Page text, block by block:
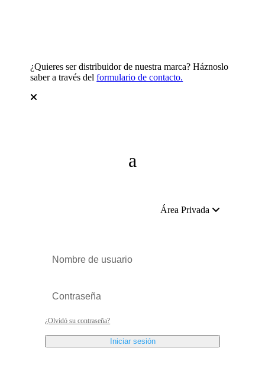
¿Quieres ser distribuidor de nuestra marca? Háznoslo
saber a través delformulario de contacto.
Área Privada
¿Olvidó su contraseña?
Iniciar sesión